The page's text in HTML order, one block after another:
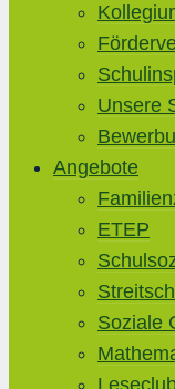
Unsere
Angebote
ETEP
Soziale